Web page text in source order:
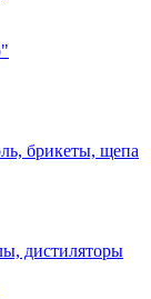
брикеты, щепа
дистиляторы